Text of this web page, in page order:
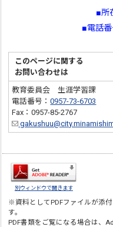
■所
■電話
このページに関する
お問い合わせは
教育委員会 生涯学習課
電話番号：0957-73-6703
Fax：0957-85-2767
別ウィンドウで開きます
※資料としてPDFファイルが添
す。
PDF書類をご覧になる場合は、